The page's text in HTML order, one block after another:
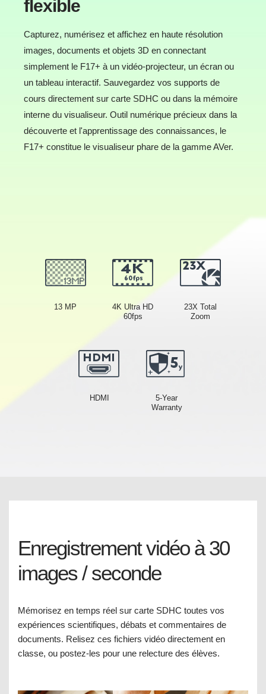
Prend en charge Circle to Search alimenté par
Google Lens et AI Image Generator dans
AVerTouch.Cliquez pour en savoir plus
Compatible avec AVerTouch pour Android™ sur
écrans plats interactifs (IFP) et tablettes.Cliquez
flexible
Capturez, numérisez et affichez en haute résolution
images, documents et objets 3D en connectant
simplement le F17+ à un vidéo-projecteur, un écran ou
un tableau interactif. Sauvegardez vos supports de
cours directement sur carte SDHC ou dans la mémoire
interne du visualiseur. Outil numérique précieux dans la
découverte et l'apprentissage des connaissances, le
F17+ constitue le visualiseur phare de la gamme AVer.
13 MP
4K Ultra HD
60fps
23X Total
Zoom
HDMI
5-Year
Warranty
Enregistrement vidéo à 30
images / seconde
Mémorisez en temps réel sur carte SDHC toutes vos
expériences scientifiques, débats et commentaires de
documents. Relisez ces fichiers vidéo directement en
classe, ou postez-les pour une relecture des élèves.